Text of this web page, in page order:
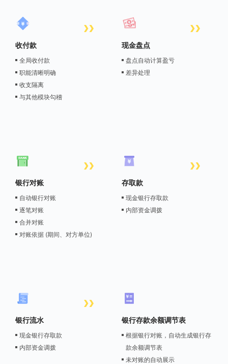
收付款
全局收付款
职能清晰明确
收支隔离
与其他模块勾稽
现金盘点
盘点自动计算盈亏
差异处理
银行对账
自动银行对账
逐笔对账
合并对账
对账依据 (期间、对方单位)
存取款
现金银行存取款
内部资金调拨
银行流水
现金银行存取款
内部资金调拨
银行存款余额调节表
根据银行对账，自动生成银行存
款余额调节表
未对账的自动展示